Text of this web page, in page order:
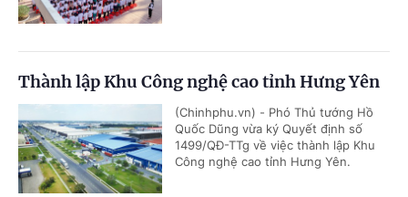
Thành lập Khu Công nghệ cao tỉnh Hưng Yên
(Chinhphu.vn) - Phó Thủ tướng Hồ
Quốc Dũng vừa ký Quyết định số
1499/QĐ-TTg về việc thành lập Khu
Công nghệ cao tỉnh Hưng Yên.